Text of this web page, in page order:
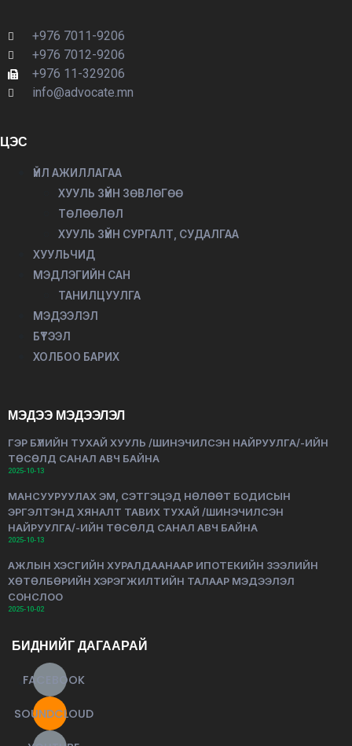
+976 7011-9206
+976 7012-9206
+976 11-329206
info@advocate.mn
ЦЭС
ҮЙЛ АЖИЛЛАГАА
ХУУЛЬ ЗҮЙН ЗӨВЛӨГӨӨ
ТӨЛӨӨЛӨЛ
ХУУЛЬ ЗҮЙН СУРГАЛТ, СУДАЛГАА
ХУУЛЬЧИД
МЭДЛЭГИЙН САН
ТАНИЛЦУУЛГА
МЭДЭЭЛЭЛ
БҮТЭЭЛ
ХОЛБОО БАРИХ
МЭДЭЭ МЭДЭЭЛЭЛ
ГЭР БҮЛИЙН ТУХАЙ ХУУЛЬ /ШИНЭЧИЛСЭН НАЙРУУЛГА/-ИЙН
ТӨСӨЛД САНАЛ АВЧ БАЙНА
2025-10-13
МАНСУУРУУЛАХ ЭМ, СЭТГЭЦЭД НӨЛӨӨТ БОДИСЫН
ЭРГЭЛТЭНД ХЯНАЛТ ТАВИХ ТУХАЙ /ШИНЭЧИЛСЭН
НАЙРУУЛГА/-ИЙН ТӨСӨЛД САНАЛ АВЧ БАЙНА
2025-10-13
АЖЛЫН ХЭСГИЙН ХУРАЛДААНААР ИПОТЕКИЙН ЗЭЭЛИЙН
ХӨТӨЛБӨРИЙН ХЭРЭГЖИЛТИЙН ТАЛААР МЭДЭЭЛЭЛ
СОНСЛОО
2025-10-02
БИДНИЙГ ДАГААРАЙ
FACEBOOK
SOUNDCLOUD